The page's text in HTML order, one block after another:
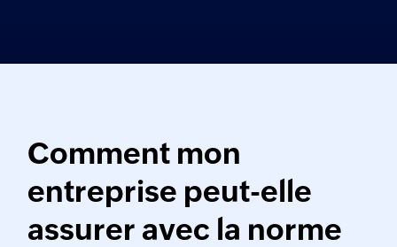
Comment mon
entreprise peut-elle
assurer avec la norme